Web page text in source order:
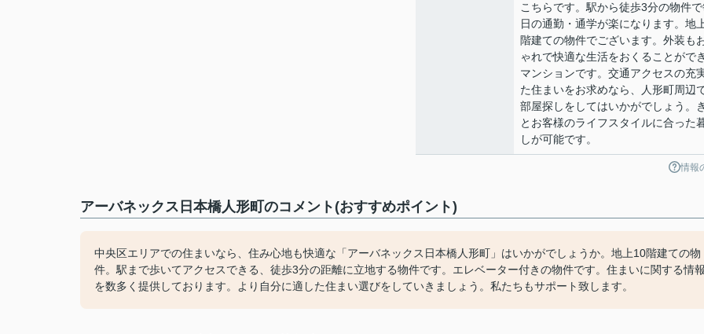
こちらです。駅から徒歩3分の物件
日の通勤・通学が楽になります。地
階建ての物件でございます。外装も
ゃれで快適な生活をおくることがで
マンションです。交通アクセスの充
た住まいをお求めなら、人形町周辺
部屋探しをしてはいかがでしょう。
とお客様のライフスタイルに合った
しが可能です。
情報
アーバネックス日本橋人形町のコメント(おすすめポイント)
中央区エリアでの住まいなら、住み心地も快適な「アーバネックス日本橋人形町」はいかがでしょうか。地上10階建ての物
件。駅まで歩いてアクセスできる、徒歩3分の距離に立地する物件です。エレベーター付きの物件です。住まいに関する情報
を数多く提供しております。より自分に適した住まい選びをしていきましょう。私たちもサポート致します。